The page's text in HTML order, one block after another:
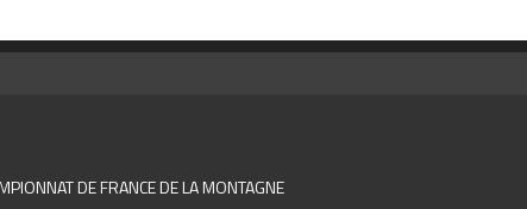
DE FRANCE DE LA MONTAGNE